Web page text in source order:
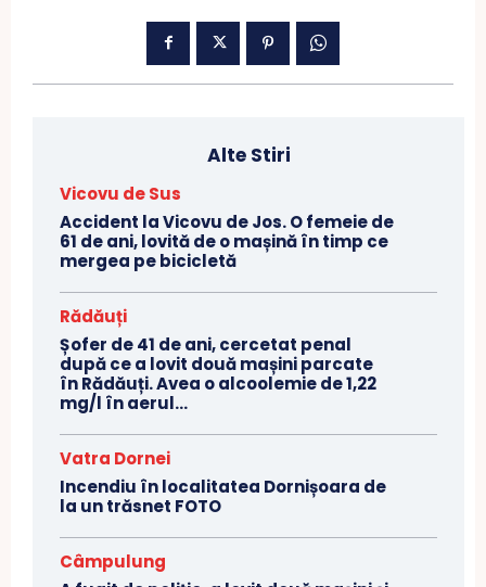
Alte Stiri
Vicovu de Sus
Accident la Vicovu de Jos. O femeie de
61 de ani, lovită de o mașină în timp ce
mergea pe bicicletă
Rădăuți
Șofer de 41 de ani, cercetat penal
după ce a lovit două mașini parcate
în Rădăuți. Avea o alcoolemie de 1,22
mg/l în aerul...
Vatra Dornei
Incendiu în localitatea Dornișoara de
la un trăsnet FOTO
Câmpulung